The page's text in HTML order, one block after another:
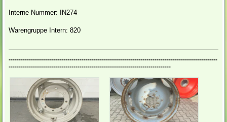
Interne Nummer: IN274
Warengruppe Intern: 820
-------------------------------------------------------------------------------------------------------
--------------------------------------------------------------------------------